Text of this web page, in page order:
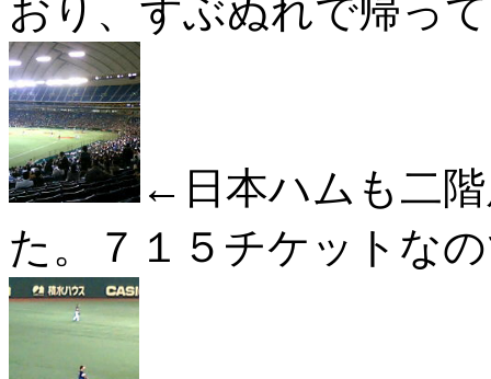
おり、ずぶぬれで帰っ
←日本ハムも二
た。７１５チケットな